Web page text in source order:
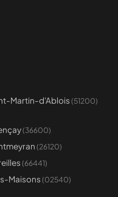
Martin-d'Ablois(51200)
(36600)
(26120)
(66441)
Maisons (02540)